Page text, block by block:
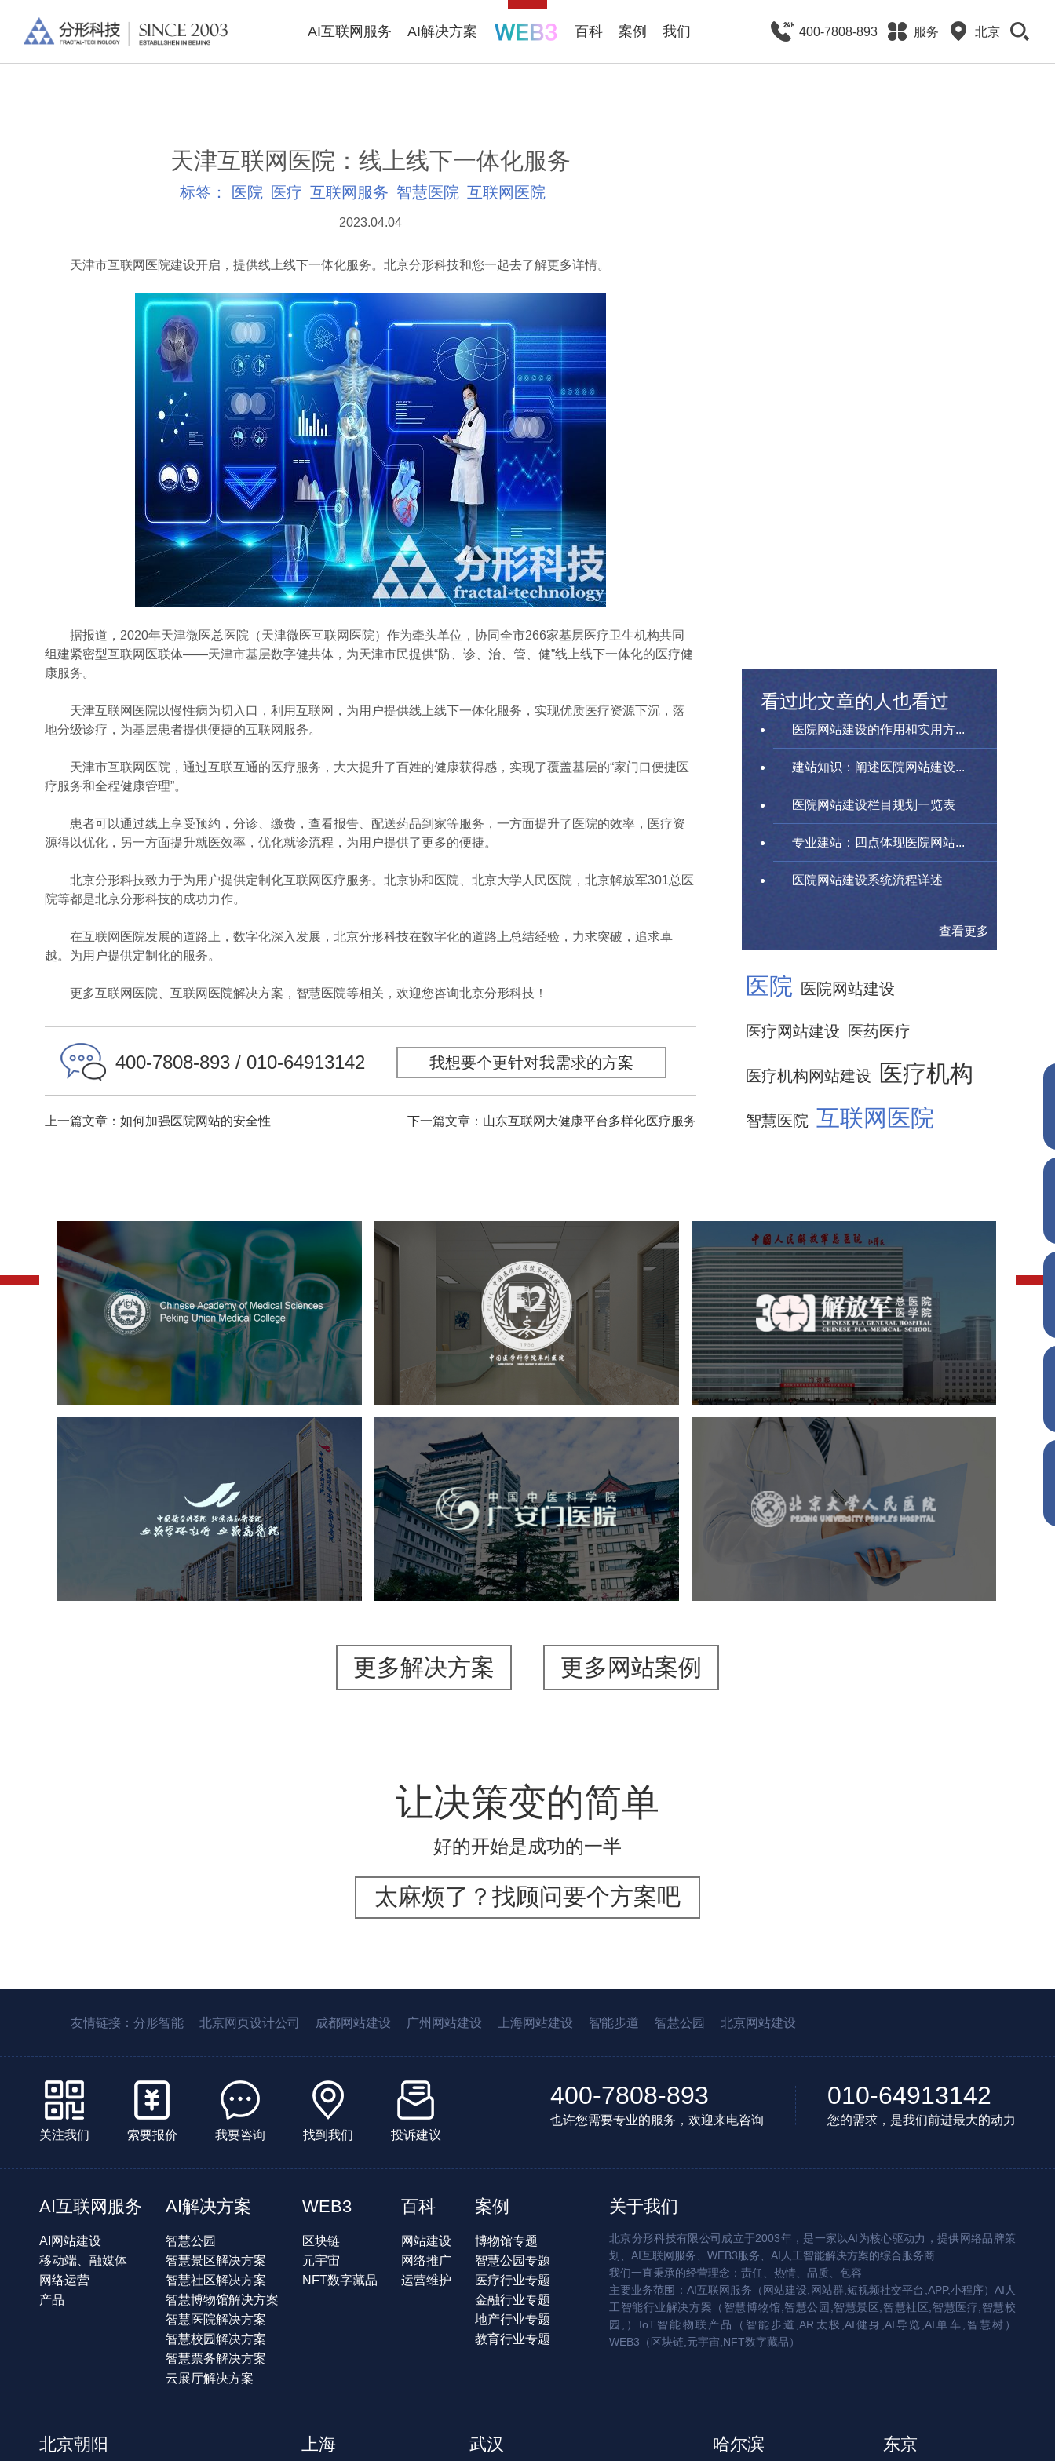
AI互联网服务 AI解决方案 百科 案例 我们 400-7808-893 服务 北京
天津互联网医院：线上线下一体化服务
标签： 医院 医疗 互联网服务 智慧医院 互联网医院
2023.04.04
天津市互联网医院建设开启，提供线上线下一体化服务。北京分形科技和您一起去了解更多详情。
据报道，2020年天津微医总医院（天津微医互联网医院）作为牵头单位，协同全市266家基层医疗卫生机构共同
组建紧密型互联网医联体——天津市基层数字健共体，为天津市民提供“防、诊、治、管、健”线上线下一体化的医疗健
康服务。
天津互联网医院以慢性病为切入口，利用互联网，为用户提供线上线下一体化服务，实现优质医疗资源下沉，落
地分级诊疗，为基层患者提供便捷的互联网服务。
天津市互联网医院，通过互联互通的医疗服务，大大提升了百姓的健康获得感，实现了覆盖基层的“家门口便捷医
疗服务和全程健康管理”。
患者可以通过线上享受预约，分诊、缴费，查看报告、配送药品到家等服务，一方面提升了医院的效率，医疗资
源得以优化，另一方面提升就医效率，优化就诊流程，为用户提供了更多的便捷。
北京分形科技致力于为用户提供定制化互联网医疗服务。北京协和医院、北京大学人民医院，北京解放军301总医
院等都是北京分形科技的成功力作。
在互联网医院发展的道路上，数字化深入发展，北京分形科技在数字化的道路上总结经验，力求突破，追求卓
越。为用户提供定制化的服务。
更多互联网医院、互联网医院解决方案，智慧医院等相关，欢迎您咨询北京分形科技！
400-7808-893 / 010-64913142 我想要个更针对我需求的方案
上一篇文章：如何加强医院网站的安全性 下一篇文章：山东互联网大健康平台多样化医疗服务
看过此文章的人也看过
医院网站建设的作用和实用方...
建站知识：阐述医院网站建设...
医院网站建设栏目规划一览表
专业建站：四点体现医院网站...
医院网站建设系统流程详述
查看更多
医院 医院网站建设
医疗网站建设 医药医疗
医疗机构网站建设 医疗机构
智慧医院 互联网医院
中国医学科学院
医药医疗 医院网站建设
定制开发
大学网站建设
高校网站建设
阜外医院
医院 医院网站建设 定制开发
中国人民解放军总医院 301
医院
医药医疗 医院 医院网站建设 定制开发
中国医学科学院血液病医院
（中国医学科学院...
医院网站建设
互联网医院
网站建设 网页设计
广安门医院
医药医疗 医院 医院网站建设
互联网医院
品牌官网
网站建设 网页设计
北京大学人民医院
医院
医院网站建设
定制开发 网站代运营
更多解决方案 更多网站案例
让决策变的简单
好的开始是成功的一半
太麻烦了？找顾问要个方案吧
友情链接： 分形智能 北京网页设计公司 成都网站建设 广州网站建设 上海网站建设 智能步道 智慧公园 北京网站建设
关注我们 索要报价 我要咨询 找到我们 投诉建议
400-7808-893
也许您需要专业的服务，欢迎来电咨询
010-64913142
您的需求，是我们前进最大的动力
AI互联网服务
AI网站建设
移动端、融媒体
网络运营
产品
AI解决方案
智慧公园
智慧景区解决方案
智慧社区解决方案
智慧博物馆解决方案
智慧医院解决方案
智慧校园解决方案
智慧票务解决方案
云展厅解决方案
WEB3
区块链
元宇宙
NFT数字藏品
百科
网站建设
网络推广
运营维护
案例
博物馆专题
智慧公园专题
医疗行业专题
金融行业专题
地产行业专题
教育行业专题
关于我们
北京分形科技有限公司成立于2003年，是一家以AI为核心驱动力，提供网络品牌策
划、AI互联网服务、WEB3服务、AI人工智能解决方案的综合服务商
我们一直秉承的经营理念：责任、热情、品质、包容
主要业务范围：AI互联网服务（网站建设,网站群,短视频社交平台,APP,小程序）AI人
工智能行业解决方案（智慧博物馆,智慧公园,智慧景区,智慧社区,智慧医疗,智慧校
园,）IoT智能物联产品（智能步道,AR太极,AI健身,AI导览,AI单车,智慧树）
WEB3（区块链,元宇宙,NFT数字藏品）
北京朝阳 上海 武汉 哈尔滨 东京